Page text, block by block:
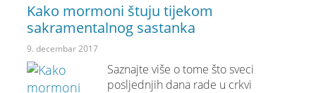
Kako mormoni štuju tijekom
sakramentalnog sastanka
9. decembar 2017
Saznajte više o tome što sveci
posljednjih dana rade u crkvi